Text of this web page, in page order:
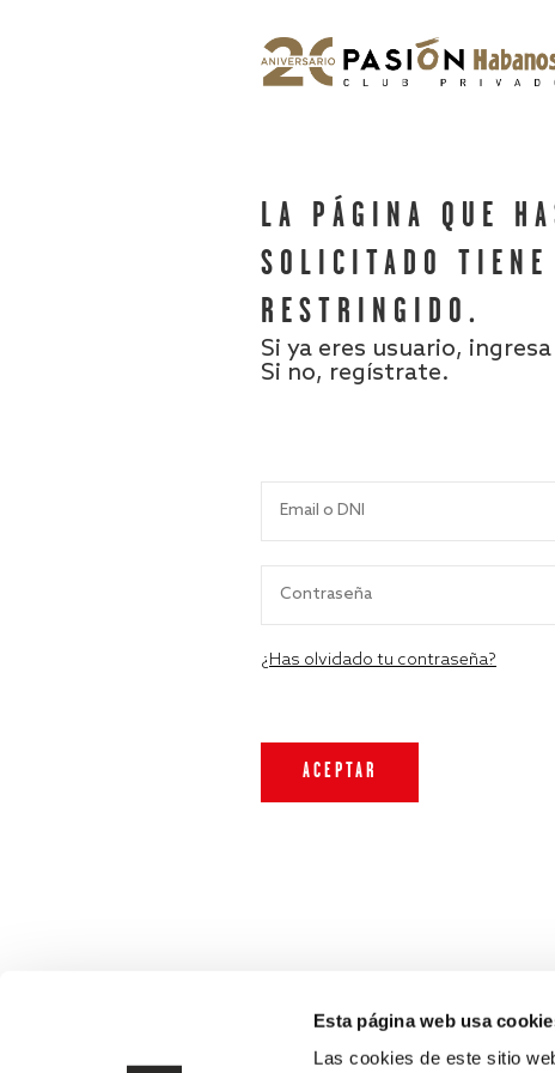
Esta página web usa
Las cookies de este sitio
LA PÁGINA QUE
SOLICITADO TIENE
RESTRINGIDO.
Si ya eres usuario,
Si no, regístrate.
¿Has olvidado tu contraseña?